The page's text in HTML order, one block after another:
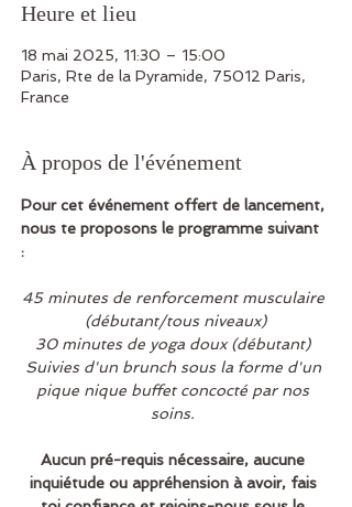
Heure et lieu
18 mai 2025, 11:30 – 15:00
Paris, Rte de la Pyramide, 75012 Paris,
France
À propos de l'événement
Pour cet événement offert de lancement,
nous te proposons le programme suivant
:
45 minutes de renforcement musculaire
(débutant/tous niveaux)
30 minutes de yoga doux (débutant)
Suivies d'un brunch sous la forme d'un
pique nique buffet concocté par nos
soins.
Aucun pré-requis nécessaire, aucune
inquiétude ou appréhension à avoir, fais